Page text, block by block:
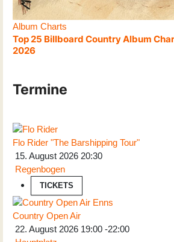
Album Charts
Top 25 Billboard Country Album
2026
Termine
Flo Rider "The Barshipping Tour"
15. August 2026 20:30
Regenbogen
TICKETS
Country Open Air
22. August 2026 19:00 -22:00